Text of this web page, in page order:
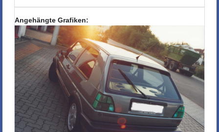
Angehängte Grafiken: